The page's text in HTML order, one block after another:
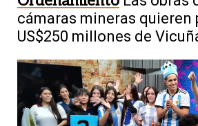
cámaras mineras quieren
US$250 millones de